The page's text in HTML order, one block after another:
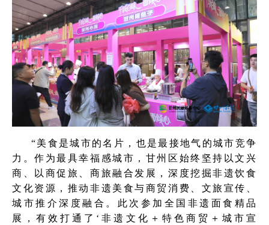
“美食是城市的名片，也是最接地气的城市竞争
力。作为最具幸福感城市，甘州区始终坚持以文兴
商、以商促旅、商旅融合发展，深度挖掘非遗饮食
文化资源，推动非遗美食与商贸消费、文旅宣传、
城市推介深度融合。此次参加全国非遗面食精品
展，有效打通了‘非遗文化＋特色商贸＋城市宣